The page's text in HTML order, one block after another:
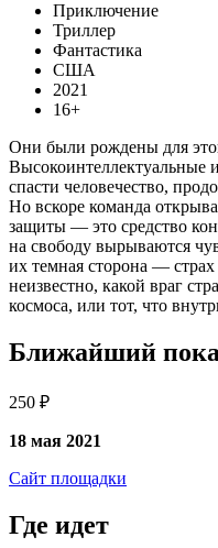
Приключение
Триллер
Фантастика
США
2021
16+
Они были рождены для
Высокоинтеллектуальные
спасти человечество,
Но вскоре команда
защиты — это средство
на свободу вырываются
их темная сторона —
неизвестно, какой враг
космоса, или тот, что
Ближайший
250 ₽
18 мая 2021
Сайт площадки
Где идет